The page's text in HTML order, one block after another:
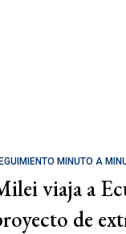
MINUTO A
viaja a
de